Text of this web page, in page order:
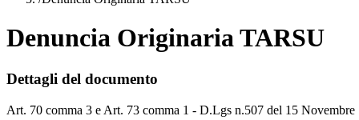
Denuncia Originaria TARSU
Dettagli del documento
Art. 70 comma 3 e Art. 73 comma 1 - D.Lgs n.507 del 15 Novembre